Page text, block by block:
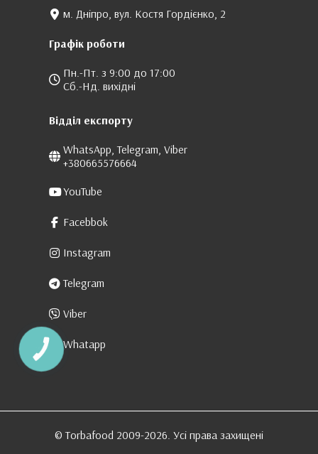
м. Дніпро, вул. Костя Гордієнко, 2
Графік роботи
Пн.-Пт. з 9:00 до 17:00
Сб.-Нд. вихідні
Відділ експорту
WhatsApp, Telegram, Viber
+380665576664
YouTube
Facebbok
Instagram
Telegram
Viber
Whatapp
© Torbafood 2009-2026. Усі права захищені
КНОПКА
ЗВ'ЯЗКУ